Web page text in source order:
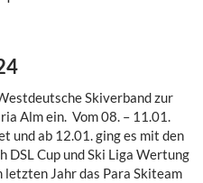
Skiverband zur
Alm ein. Vom 08. – 11.01.
und ab 12.01. ging es mit den
DSL Cup und Ski Liga Wertung
letzten Jahr das Para Skiteam